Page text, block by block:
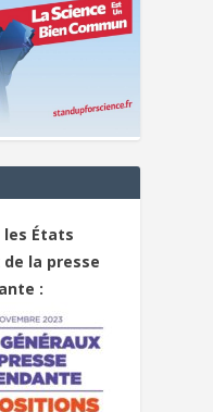
les États
la presse
: